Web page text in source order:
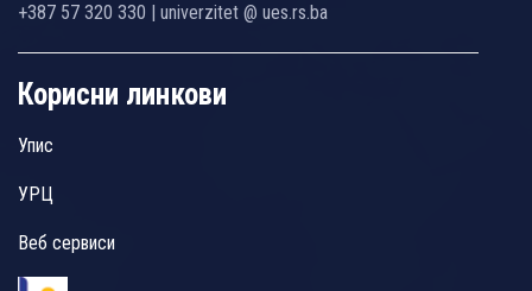
+387 57 320 330 | univerzitet @ ues.rs.ba
Корисни линкови
Упис
УРЦ
Веб сервиси